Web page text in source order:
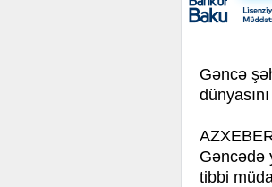
Gəncə
Gəncədə
tibbi